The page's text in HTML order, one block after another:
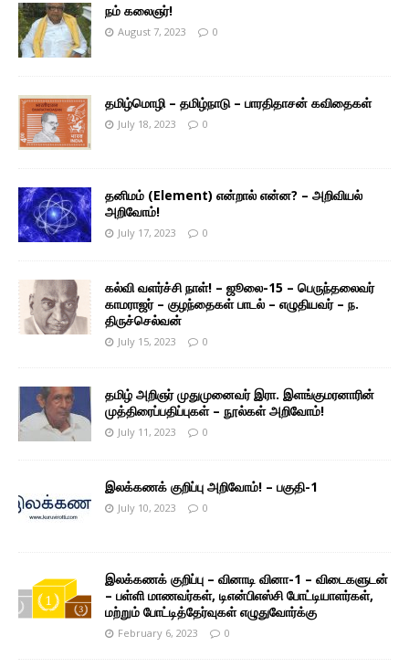
நம் கலைஞர்!
August 7, 2023 0
தமிழ்மொழி – தமிழ்நாடு – பாரதிதாசன் கவிதைகள்
July 18, 2023 0
தனிமம் (Element) என்றால் என்ன? – அறிவியல்
அறிவோம்!
July 17, 2023 0
கல்வி வளர்ச்சி நாள்! – ஜூலை-15 – பெருந்தலைவர்
காமராஜர் – குழந்தைகள் பாடல் – எழுதியவர் – ந.
திருச்செல்வன்
July 15, 2023 0
தமிழ் அறிஞர் முதுமுனைவர் இரா. இளங்குமரனாரின்
முத்திரைப்பதிப்புகள் – நூல்கள் அறிவோம்!
July 11, 2023 0
இலக்கணக் குறிப்பு அறிவோம்! – பகுதி-1
July 10, 2023 0
இலக்கணக் குறிப்பு – வினாடி வினா-1 – விடைகளுடன்
– பள்ளி மாணவர்கள், டிஎன்பிஎஸ்சி போட்டியாளர்கள்,
மற்றும் போட்டித்தேர்வுகள் எழுதுவோர்க்கு
February 6, 2023 0